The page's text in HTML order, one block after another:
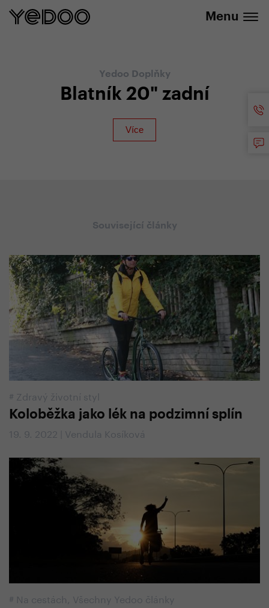
Menu
Yedoo Doplňky
Blatník 20" zadní
Související články
# Zdravý životní styl
Koloběžka jako lék na podzimní splín
19. 9. 2022 | Vendula Kosíková
# Na cestách Všechny Yedoo články